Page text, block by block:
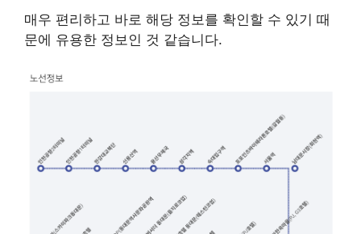
매우 편리하고 바로 해당 정보를 확인할 수 있기 때
문에 유용한 정보인 것 같습니다.